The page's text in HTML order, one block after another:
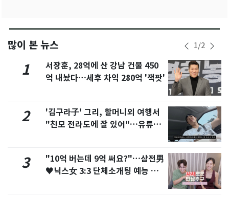
많이 본 뉴스 1/2
1
서장훈, 28억에 산 강남 건물 450
억 내놨다…세후 차익 280억 '잭팟'
2
'김구라子' 그리, 할머니외 여행서
"친모 전라도에 잘 있어"…유튜브
3
"10억 버는데 9억 써요?"…삼전男
♥닉스女 3:3 단체소개팅 예능 화